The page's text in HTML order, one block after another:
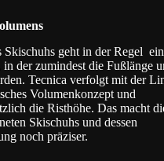
Skischuhs geht in der Regel
in der zumindest die Fußlänge
Tecnica verfolgt mit der
Volumenkonzept und
die Risthöhe. Das macht
Skischuhs und dessen
noch präziser.